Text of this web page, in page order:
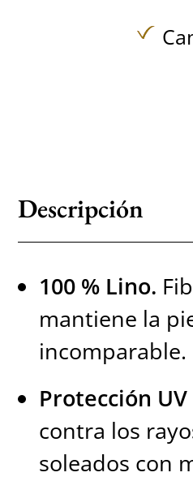
Descripción
100 % Lino.
mantiene la
incomparable.
Protección UV
contra los
soleados con